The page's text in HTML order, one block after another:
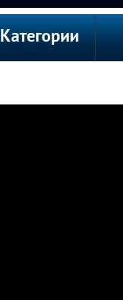
Категории